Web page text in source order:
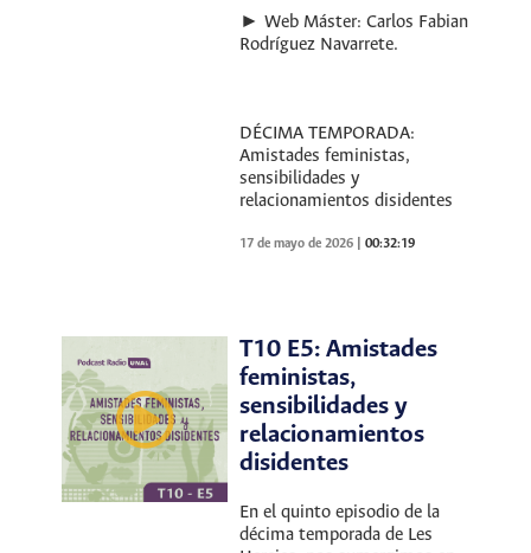
► Web Máster: Carlos Fabian
Rodríguez Navarrete.
DÉCIMA TEMPORADA:
Amistades feministas,
sensibilidades y
relacionamientos disidentes
17 de mayo de 2026 |00:32:19
T10 E5: Amistades
feministas,
sensibilidades y
relacionamientos
disidentes
En el quinto episodio de la
décima temporada de Les